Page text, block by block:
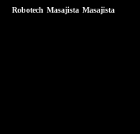
Robotech Masajista Masajista